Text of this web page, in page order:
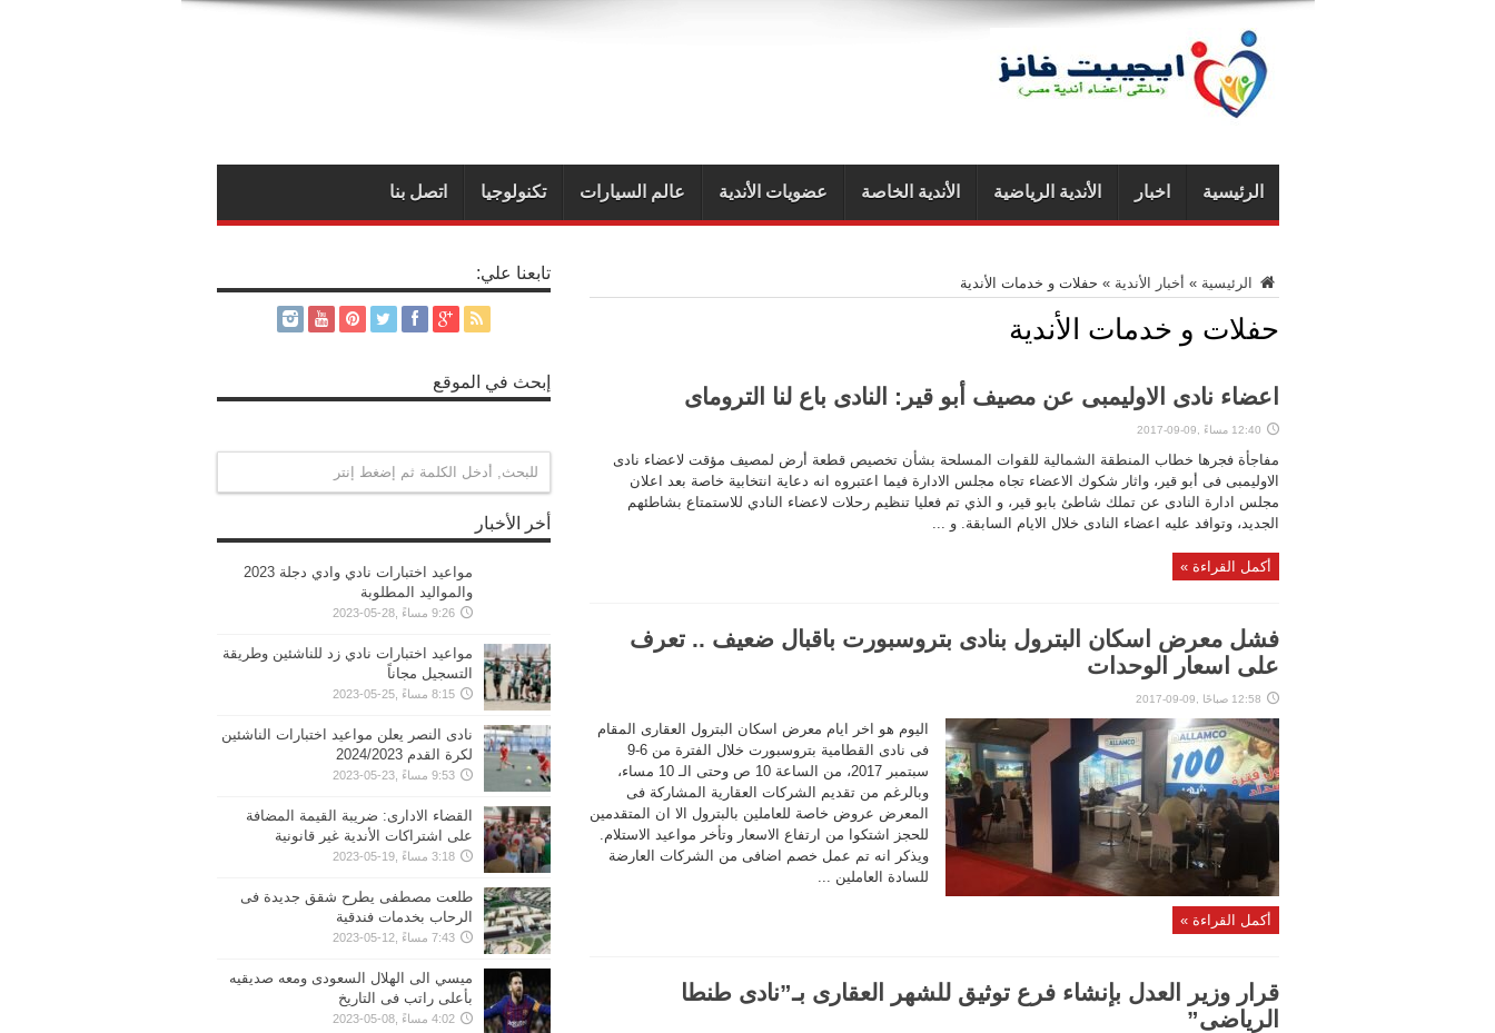
الرئيسية اخبار الأندية الرياضية الأندية الخاصة عضويات الأندية عالم السيارات تكنولوجيا اتصل بنا
الرئيسية » أخبار الأندية » حفلات و خدمات الأندية
حفلات و خدمات الأندية
اعضاء نادى الاوليمبى عن مصيف أبو قير: النادى باع لنا التروماى
12:40 مساءً ,09-09-2017
مفاجأة فجرها خطاب المنطقة الشمالية للقوات المسلحة بشأن تخصيص قطعة أرض لمصيف مؤقت لاعضاء نادى
الاوليمبى فى أبو قير، واثار شكوك الاعضاء تجاه مجلس الادارة فيما اعتبروه انه دعاية انتخابية خاصة بعد اعلان
مجلس ادارة النادى عن تملك شاطئ بابو قير، و الذي تم فعليا تنظيم رحلات لاعضاء النادي للاستمتاع بشاطئهم
الجديد، وتوافد عليه اعضاء النادى خلال الايام السابقة. و ...
أكمل القراءة »
فشل معرض اسكان البترول بنادى بتروسبورت باقبال ضعيف .. تعرف
على اسعار الوحدات
12:58 صباحًا ,09-09-2017
اليوم هو اخر ايام معرض اسكان البترول العقارى المقام
فى نادى القطامية بتروسبورت خلال الفترة من 6-9
سبتمبر 2017، من الساعة 10 ص وحتى الـ 10 مساء،
وبالرغم من تقديم الشركات العقارية المشاركة فى
المعرض عروض خاصة للعاملين بالبترول الا ان المتقدمين
للحجز اشتكوا من ارتفاع الاسعار وتأخر مواعيد الاستلام.
ويذكر انه تم عمل خصم اضافى من الشركات العارضة
للسادة العاملين ...
أكمل القراءة »
قرار وزير العدل بإنشاء فرع توثيق للشهر العقارى بـ”نادى طنطا
الرياضى”
تابعنا علي:
إبحث في الموقع
أخر الأخبار
مواعيد اختبارات نادي وادي دجلة 2023
والمواليد المطلوبة
9:26 مساءً ,28-05-2023
مواعيد اختبارات نادي زد للناشئين وطريقة
التسجيل مجاناً
8:15 مساءً ,25-05-2023
نادى النصر يعلن مواعيد اختبارات الناشئين
لكرة القدم 2024/2023
9:53 مساءً ,23-05-2023
القضاء الادارى: ضريبة القيمة المضافة
على اشتراكات الأندية غير قانونية
3:18 مساءً ,19-05-2023
طلعت مصطفى يطرح شقق جديدة فى
الرحاب بخدمات فندقية
7:43 مساءً ,12-05-2023
ميسي الى الهلال السعودى ومعه صديقيه
بأعلى راتب فى التاريخ
4:02 مساءً ,08-05-2023